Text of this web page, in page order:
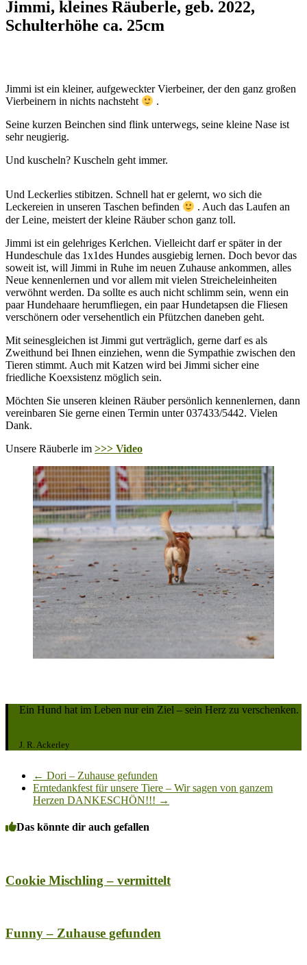
Jimmi, kleines Räuberle, geb. 2022,
Schulterhöhe ca. 25cm
Jimmi ist ein kleiner, aufgeweckter Vierbeiner, der den ganz großen
Vierbeinern in nichts nachsteht
.
Seine kurzen Beinchen sind flink unterwegs, seine kleine Nase ist
sehr neugierig.
Und kuscheln? Kuscheln geht immer.
Und Leckerlies stibitzen. Schnell hat er gelernt, wo sich die
Leckereien in unseren Taschen befinden
. Auch das Laufen an
der Leine, meistert der kleine Räuber schon ganz toll.
Jimmi ist ein gelehriges Kerlchen. Vielleicht darf er später in der
Hundeschule das 1x1des Hundes ausgiebig lernen. Doch bevor das
soweit ist, will Jimmi in Ruhe im neuen Zuhause ankommen, alles
Neue kennenlernen und vor allem mit vielen Streicheleinheiten
verwöhnt werden. Da sollte es auch nicht schlimm sein, wenn ein
paar Hundehaare herumfliegen, ein paar Hundetapsen die Fliesen
verschönern oder versehentlich ein Pfützchen daneben geht.
Mit seinesgleichen ist Jimmi gut verträglich, gerne darf es als
Zweithund bei Ihnen einziehen, wenn die Sympathie zwischen den
Tieren stimmt. Auch mit Katzen wird bei Jimmi sicher eine
friedliche Koexsistenz möglich sein.
Möchten Sie unseren kleinen Räuber persönlich kennenlernen, dann
vereinbaren Sie gerne einen Termin unter 037433/5442. Vielen
Dank.
Unsere Räuberle im >>> Video
Ein Hund hat im Leben nur ein Ziel – sein Herz zu verschenken.
J. R. Ackerley
← Dori – Zuhause gefunden
Erntedankfest für unsere Tiere – Wir sagen von ganzem
Herzen DANKESCHÖN!!! →
Das könnte dir auch gefallen
Cookie Mischling – vermittelt
Funny – Zuhause gefunden